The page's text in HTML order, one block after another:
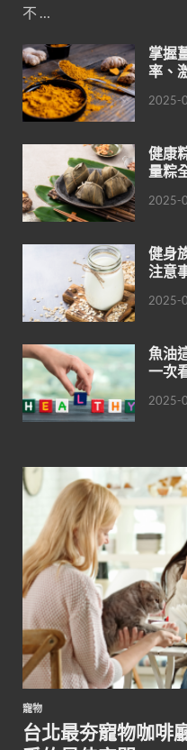
不 …
掌握
率、
2025-
健康
量粽
2025-
健身
注意
2025-
魚油
一次
2025-
寵物
台北最夯寵物咖啡